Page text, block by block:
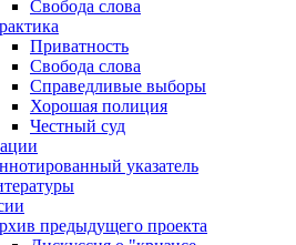
Свобода слова
Приватность
Свобода слова
Справедливые выборы
Хорошая полиция
Честный суд
указатель
предыдущего проекта